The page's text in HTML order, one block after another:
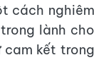
cách nghiêm
lành cho
cam kết trong